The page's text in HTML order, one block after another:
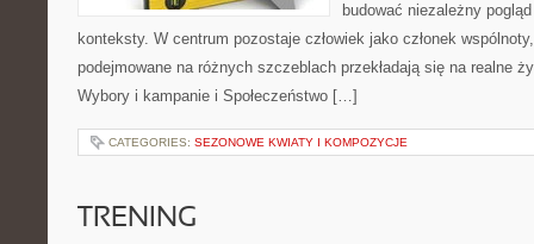
budować niezależny
konteksty. W centrum pozostaje człowiek jako członek
podejmowane na różnych szczeblach przekładają się na realne
Wybory i kampanie i Społeczeństwo […]
CATEGORIES: SEZONOWE KWIATY I KOMPOZYCJE
TRENING